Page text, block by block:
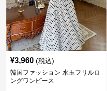
¥3,960 (税込)
韓国ファッション 水玉フリルロ
ングワンピース